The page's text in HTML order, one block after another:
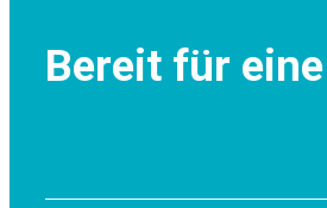
Bereit für